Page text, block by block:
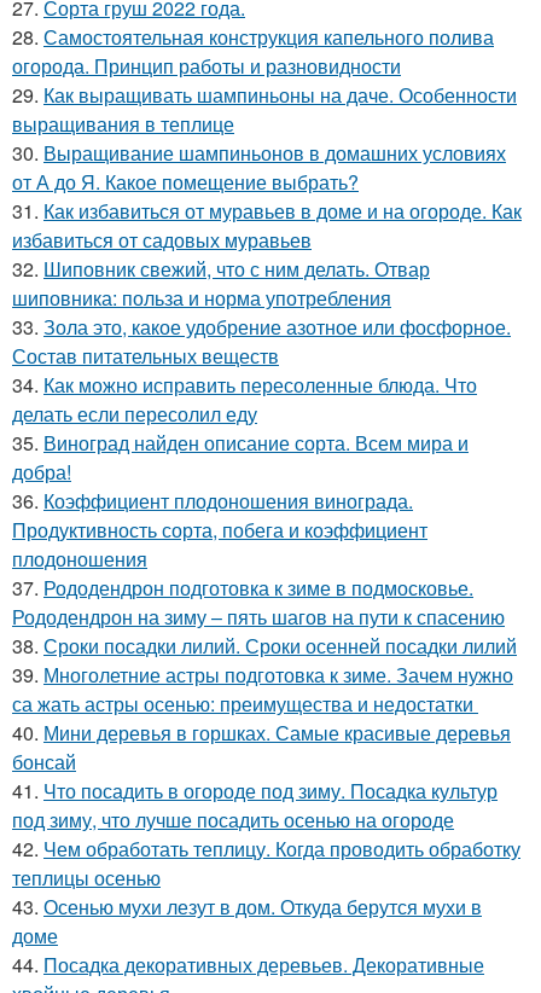
27. Сорта груш 2022 года.
28. Самостоятельная конструкция капельного полива
огорода. Принцип работы и разновидности
29. Как выращивать шампиньоны на даче. Особенности
выращивания в теплице
30. Выращивание шампиньонов в домашних условиях
от А до Я. Какое помещение выбрать?
31. Как избавиться от муравьев в доме и на огороде. Как
избавиться от садовых муравьев
32. Шиповник свежий, что с ним делать. Отвар
шиповника: польза и норма употребления
33. Зола это, какое удобрение азотное или фосфорное.
Состав питательных веществ
34. Как можно исправить пересоленные блюда. Что
делать если пересолил еду
35. Виноград найден описание сорта. Всем мира и
добра!
36. Коэффициент плодоношения винограда.
Продуктивность сорта, побега и коэффициент
плодоношения
37. Рододендрон подготовка к зиме в подмосковье.
Рододендрон на зиму – пять шагов на пути к спасению
38. Сроки посадки лилий. Сроки осенней посадки лилий
39. Многолетние астры подготовка к зиме. Зачем нужно
са жать астры осенью: преимущества и недостатки
40. Мини деревья в горшках. Самые красивые деревья
бонсай
41. Что посадить в огороде под зиму. Посадка культур
под зиму, что лучше посадить осенью на огороде
42. Чем обработать теплицу. Когда проводить обработку
теплицы осенью
43. Осенью мухи лезут в дом. Откуда берутся мухи в
доме
44. Посадка декоративных деревьев. Декоративные